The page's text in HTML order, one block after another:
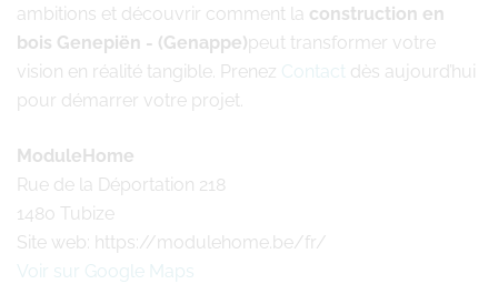
ambitions et découvrir comment la construction en
bois Genepiën - (Genappe)peut transformer votre
vision en réalité tangible. Prenez Contact dès aujourd’hui
pour démarrer votre projet.
ModuleHome
Rue de la Déportation 218
1480 Tubize
Site web: https://modulehome.be/fr/
Voir sur Google Maps